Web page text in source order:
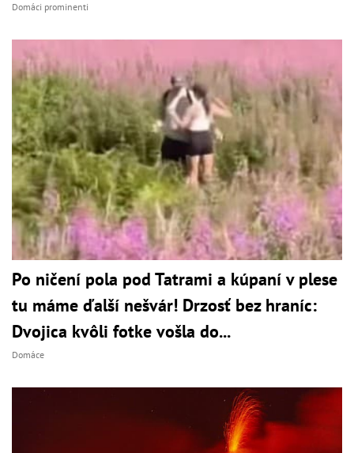
Domáci prominenti
Po ničení pola pod Tatrami a kúpaní v plese
tu máme ďalší nešvár! Drzosť bez hraníc:
Dvojica kvôli fotke vošla do...
Domáce